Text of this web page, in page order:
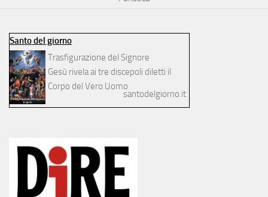
Santo del giorno
Trasfigurazione del Signore
Gesù rivela ai tre discepoli diletti il
Corpo del Vero Uomo
santodelgiorno.it